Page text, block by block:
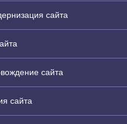
сайта
сайта
сайта